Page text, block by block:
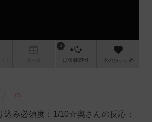
6
拡張/関連作 次のおすすめ
み必須度：1/10☆奥さんの反応：